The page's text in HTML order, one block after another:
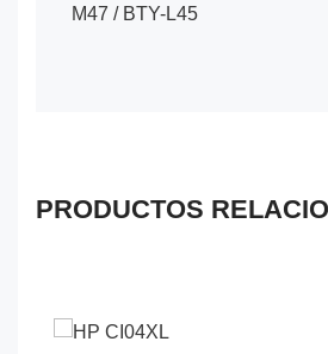
M47 / BTY-L45
PRODUCTOS